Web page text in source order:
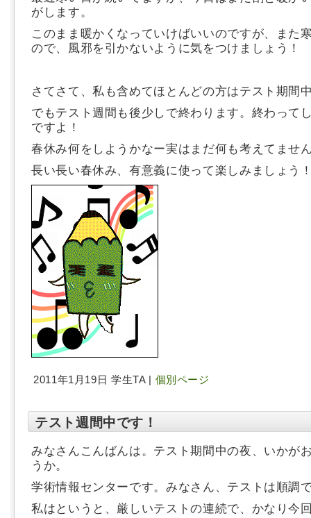
がします。
このまま暖かくなっていけばいいのですが、また
ので、風邪を引かないように気をつけましょう！
さてさて、私も含めてほとんどの方はテスト期間
でもテスト週間も後少しで終わります。終わって
ですよ！
春休み何をしようかなー実はまだ何も考えてませ
長い長い春休み、有意義に使って楽しみましょう
2011年1月19日 学生TA | 個別ページ
テスト週間中です！
みなさんこんばんは。テスト期間中の夜、いかが
うか。
学術情報センターです。みなさん、テストは順調
私はというと、厳しいテストの連続で、かなり今